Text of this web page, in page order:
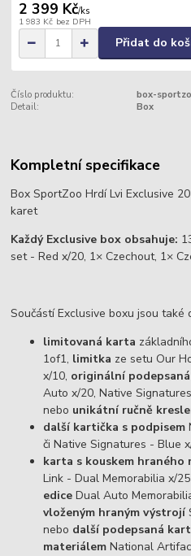
2 399 Kč/ks
1 983 Kč bez DPH
Přidat do
Číslo produktu:
box-
Detail:
Box
Kompletní specifikace
Box SportZoo Hrdí Lvi Exclusive
karet
Každý Exclusive box obsahuje:
set - Red x/20, 1× Czechout, 1×
Součástí Exclusive boxu jsou také
limitovaná karta
1of1, limitka ze setu Our
x/10, originální
Auto x/20, Native
nebo unikátní ručně
další kartička s podpisem
či Native Signatures - Blue
karta s kouskem hraného
Link - Dual Memorabilia x/
edice Dual Auto
vloženým hraným výstrojí
nebo další podepsaná
materiálem National